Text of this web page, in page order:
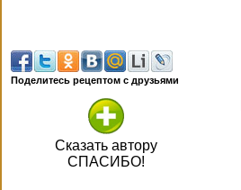
Поделитесь рецептом с друзьями
Сказать автору
СПАСИБО!